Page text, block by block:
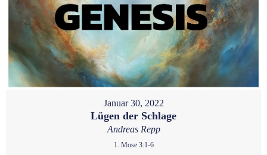
Januar 30, 2022
Lügen der Schlage
Andreas Repp
1. Mose 3:1-6